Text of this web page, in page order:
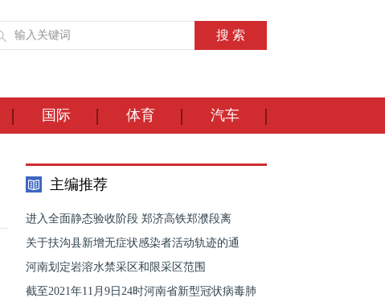
国际 体育 汽车
主编推荐
进入全面静态验收阶段 郑济高铁郑濮段离
关于扶沟县新增无症状感染者活动轨迹的通
河南划定岩溶水禁采区和限采区范围
截至2021年11月9日24时河南省新型冠状病毒肺